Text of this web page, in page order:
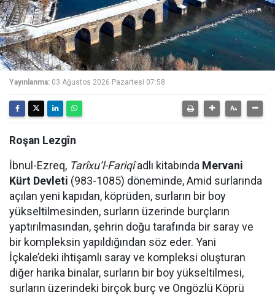
Yayınlanma: 03 Ağustos 2026 Pazartesi 07:58
Roşan Lezgîn
İbnul-Ezreq, Tarîxu’l-Fariqîadlı kitabında Mervani
Kürt Devleti (983-1085) döneminde, Amid surlarında
açılan yeni kapıdan, köprüden, surların bir boy
yükseltilmesinden, surların üzerinde burçların
yaptırılmasından, şehrin doğu tarafında bir saray ve
bir kompleksin yapıldığından söz eder. Yani
İçkale’deki ihtişamlı saray ve kompleksi oluşturan
diğer harika binalar, surların bir boy yükseltilmesi,
surların üzerindeki birçok burç ve Ongözlü Köprü